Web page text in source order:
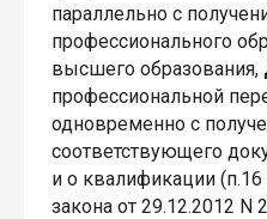
параллельно с
профессионального
высшего образования,
профессиональной
одновременно с
соответствующего
и о квалификации
закона от 29.12.2012